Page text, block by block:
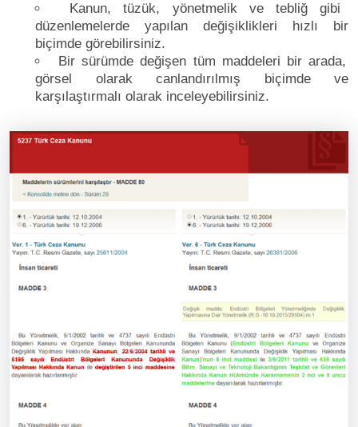
Kanun, tüzük, yönetmelik ve tebliğ gibi
düzenlemelerde yapılan değişiklikleri hızlı bir
biçimde görebilirsiniz.
Bir sürümde değişen tüm maddeleri bir arada,
görsel olarak canlandırılmış biçimde ve
karşılaştırmalı olarak inceleyebilirsiniz.